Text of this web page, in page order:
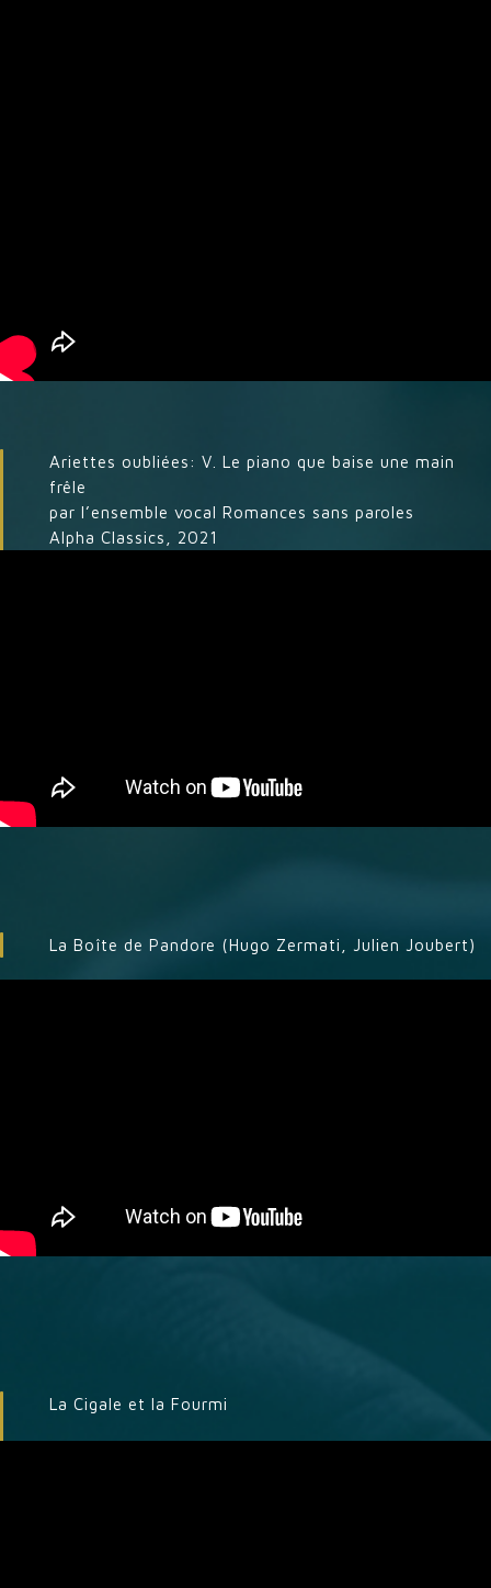
Ariettes oubliées: V. Le piano que baise une main
frêle
par l’ensemble vocal Romances sans paroles
Alpha Classics, 2021
La Boîte de Pandore (Hugo Zermati, Julien Joubert)
La Cigale et la Fourmi